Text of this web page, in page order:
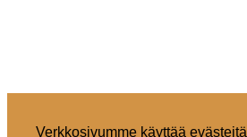
Verkkosivumme käyttää evästeitä